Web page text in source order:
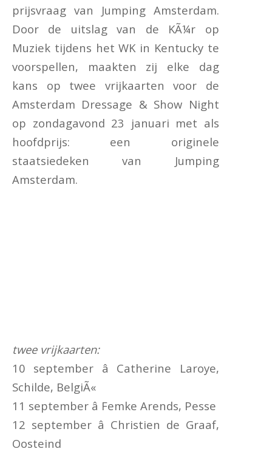
prijsvraag van Jumping Amsterdam.
Door de uitslag van de KÃ¼r op
Muziek tijdens het WK in Kentucky te
voorspellen, maakten zij elke dag
kans op twee vrijkaarten voor de
Amsterdam Dressage & Show Night
op zondagavond 23 januari met als
hoofdprijs: een originele
staatsiedeken van Jumping
Amsterdam.
twee vrijkaarten:
10 september â Catherine Laroye,
Schilde, BelgiÃ«
11 september â Femke Arends, Pesse
12 september â Christien de Graaf,
Oosteind